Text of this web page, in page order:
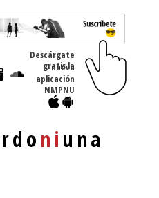
niuna
Descárgate
gratis la nueva
aplicación
NMPNU